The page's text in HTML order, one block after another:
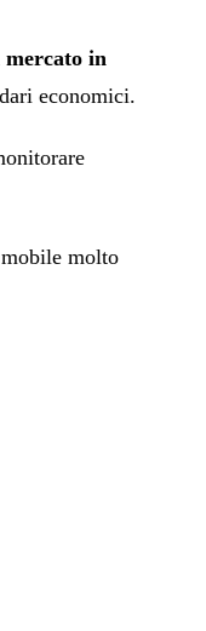
in
economici.
molto